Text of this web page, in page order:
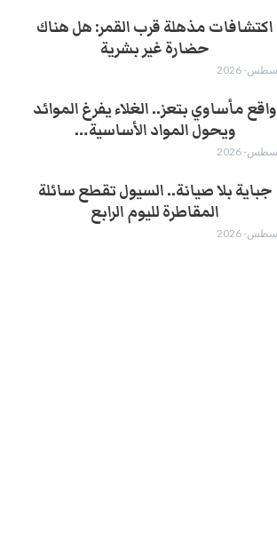
اكتشافات مذهلة قرب القمر: هل هناك
حضارة غير بشرية
واقع مأساوي بتعز.. الغلاء يفرغ الموائد
ويحول المواد الأساسية…
جباية بلا صيانة.. السيول تقطع سائلة
المقاطرة لليوم الرابع